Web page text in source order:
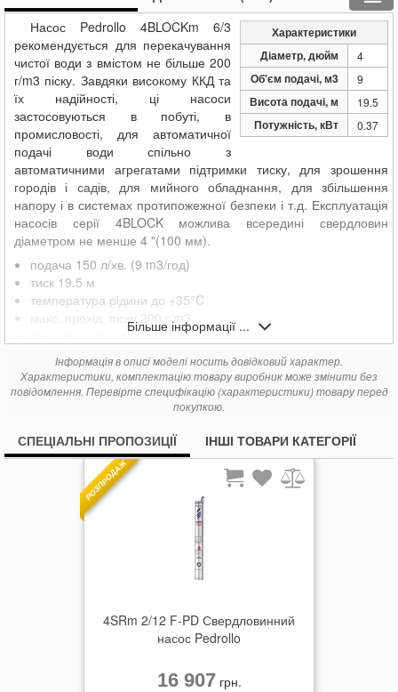
Pedrollo 4BLOCKm 6/3
17 376грн.
Pedrollo 4BLOCKm 6/5
16 497
Pedrollo 4BLOCKm 6/7
17 646
Pedrollo 4BLOCKm 6/10
20 437
Pedrollo 4BLOCKm 8/3
16 497грн.
Pedrollo 4BLOCKm 8/5
17 646грн.
Pedrollo 4BLOCKm 8/8
20 437грн.
Характеристики
Діаметр, дюйм
4
Об'єм подачі, м3 9
Висота подачі, м 19.5
Потужність, кВт 0.37
Насос Pedrollo 4BLOCKm 6/3
рекомендується для перекачування
чистої води з вмістом не більше 200
г/m3 піску. Завдяки високому ККД та
їх надійності, ці насоси
застосовуються в побуті, в
промисловості, для автоматичної
подачі води спільно з
автоматичними агрегатами підтримки тиску, для зрошення
городів і садів, для мийного обладнання, для збільшення
напору і в системах протипожежної безпеки і т.д. Експлуатація
насосів серії 4BLOCK можлива всередині свердловин
діаметром не менше 4 "(100 мм).
подача 150 л/хв. (9 m3/год)
тиск 19.5 м
температура рідини до +35°C
макс. прохід. піску 200 г/m3
занурення в воду до 60 м
Більше інформації ...
Інформація в описі моделі носить довідковий характер.
Характеристики, комплектацію товару виробник може змінити без
повідомлення. Перевірте специфікацію (характеристики) товару перед
покупкою.
СПЕЦІАЛЬНІ ПРОПОЗИЦІЇ ІНШІ ТОВАРИ КАТЕГОРІЇ
РОЗПРОДАЖ
4SRm 2/12 F-PD Свердловинний
насос Pedrollo
16 907 грн.